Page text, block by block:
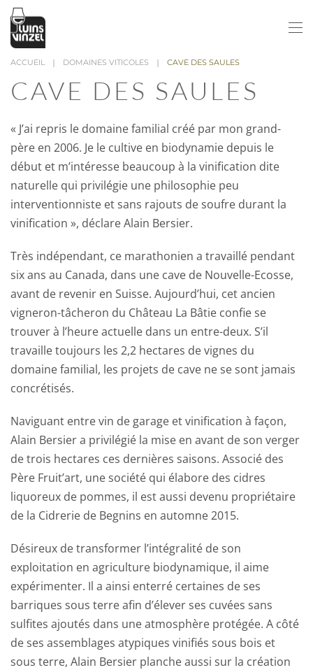
Passer au contenu principal
ACCUEIL DOMAINES VITICOLES CAVE DES SAULES
CAVE DES SAULES
« J’ai repris le domaine familial créé par mon grand-
père en 2006. Je le cultive en biodynamie depuis le
début et m’intéresse beaucoup à la vinification dite
naturelle qui privilégie une philosophie peu
interventionniste et sans rajouts de soufre durant la
vinification », déclare Alain Bersier.
Très indépendant, ce marathonien a travaillé pendant
six ans au Canada, dans une cave de Nouvelle-Ecosse,
avant de revenir en Suisse. Aujourd’hui, cet ancien
vigneron-tâcheron du Château La Bâtie confie se
trouver à l’heure actuelle dans un entre-deux. S’il
travaille toujours les 2,2 hectares de vignes du
domaine familial, les projets de cave ne se sont jamais
concrétisés.
Naviguant entre vin de garage et vinification à façon,
Alain Bersier a privilégié la mise en avant de son verger
de trois hectares ces dernières saisons. Associé des
Père Fruit’art, une société qui élabore des cidres
liquoreux de pommes, il est aussi devenu propriétaire
de la Cidrerie de Begnins en automne 2015.
Désireux de transformer l’intégralité de son
exploitation en agriculture biodynamique, il aime
expérimenter. Il a ainsi enterré certaines de ses
barriques sous terre afin d’élever ses cuvées sans
sulfites ajoutés dans une atmosphère protégée. A côté
de ses assemblages atypiques vinifiés sous bois et
sous terre, Alain Bersier planche aussi sur la création